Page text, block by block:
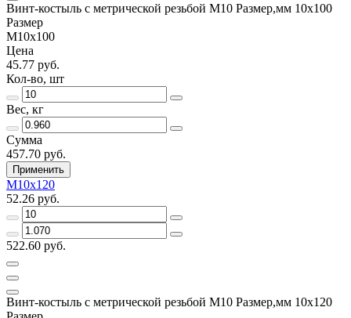
Винт-костыль с метрической резьбой М10 Размер,мм 10х100
Размер
М10х100
Цена
45.77 руб.
Кол-во, шт
Вес, кг
Сумма
457.70 руб.
Применить
М10х120
52.26 руб.
522.60 руб.
Винт-костыль с метрической резьбой М10 Размер,мм 10х120